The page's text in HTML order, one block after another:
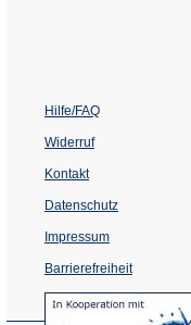
Hilfe/FAQ
Widerruf
Kontakt
Datenschutz
Impressum
Barrierefreiheit